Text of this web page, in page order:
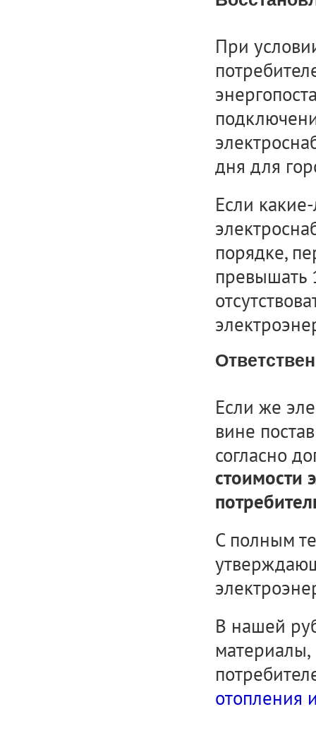
При
дня для
Если
порядке,
превышать
Если же
вине
согласно
стоимости
С полным
В нашей
отопления